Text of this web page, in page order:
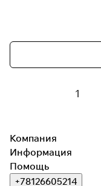
1
Компания
Информация
Помощь
+78126605214